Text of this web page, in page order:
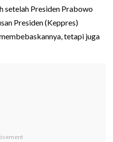
setelah Presiden Prabowo
Presiden (Keppres)
tetapi juga